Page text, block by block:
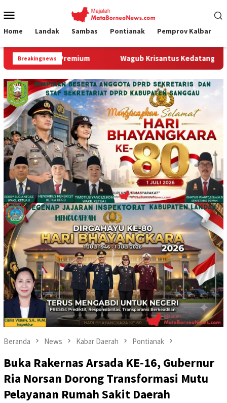
ke
Mobile
Home Landak Sambas Pontianak Pemprov Kalbar
Breakingnews
Wagub Krisantus Kedatangan Kepala Staf Kepresidenan,
Beranda News Kabar Daerah Pontianak
Buka Rakernas Arsada KE-16, Gubernur
Ria Norsan Dorong Transformasi Mutu
Pelayanan Rumah Sakit Daerah